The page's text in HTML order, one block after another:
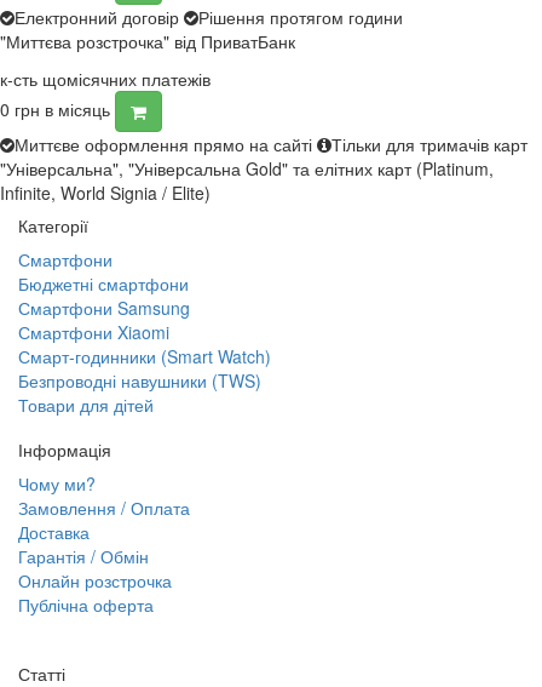
Електронний договір
Рішення протягом години
"Миттєва розстрочка" від ПриватБанк
к-сть щомісячних платежів
0 грн в місяць
Миттєве оформлення прямо на сайті
Тільки для тримачів карт
"Універсальна", "Універсальна Gold" та елітних карт (Platinum,
Infinite, World Signia / Elite)
Категорії
Смартфони
Бюджетні смартфони
Смартфони Samsung
Смартфони Xiaomi
Смарт-годинники (Smart Watch)
Безпроводні навушники (TWS)
Товари для дітей
Інформація
Чому ми?
Замовлення / Оплата
Доставка
Гарантія / Обмін
Онлайн розстрочка
Публічна оферта
Статті